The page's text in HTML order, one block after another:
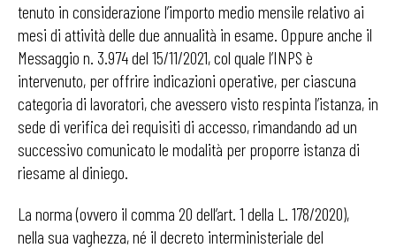
tenuto in considerazione l’importo medio mensile relativo ai
mesi di attività delle due annualità in esame. Oppure anche il
Messaggio n. 3.974 del 15/11/2021, col quale l’INPS è
intervenuto, per offrire indicazioni operative, per ciascuna
categoria di lavoratori, che avessero visto respinta l’istanza, in
sede di verifica dei requisiti di accesso, rimandando ad un
successivo comunicato le modalità per proporre istanza di
riesame al diniego.
La norma (ovvero il comma 20 dell’art. 1 della L. 178/2020),
nella sua vaghezza, né il decreto interministeriale del